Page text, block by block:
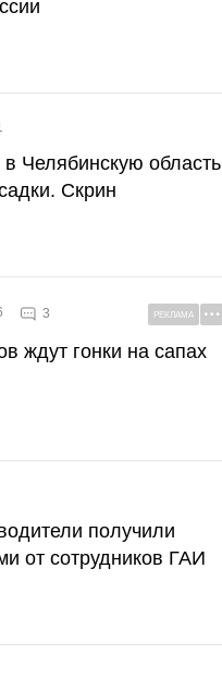
Челябинскую область
Скрин
3 РЕКЛАМА
ждут гонки на сапах
получили
от сотрудников ГАИ